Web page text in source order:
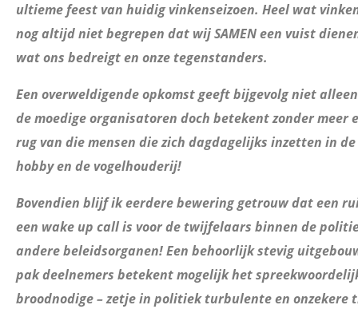
ultieme feest van huidig vinkenseizoen. Heel wat
nog altijd niet begrepen dat wij SAMEN een vuist
wat ons bedreigt en onze tegenstanders.
Een overweldigende opkomst geeft bijgevolg niet
de moedige organisatoren doch betekent zonder meer
rug van die mensen die zich dagdagelijks inzetten in
hobby en de vogelhouderij!
Bovendien blijf ik eerdere bewering getrouw dat een
een wake up call is voor de twijfelaars binnen de
andere beleidsorganen! Een behoorlijk stevig
pak deelnemers betekent mogelijk het
broodnodige – zetje in politiek turbulente en onzekere